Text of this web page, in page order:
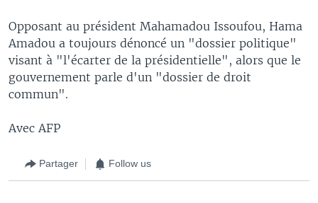
Opposant au président Mahamadou Issoufou, Hama
Amadou a toujours dénoncé un "dossier politique"
visant à "l'écarter de la présidentielle", alors que le
gouvernement parle d'un "dossier de droit
commun".
Avec AFP
Partager Follow us